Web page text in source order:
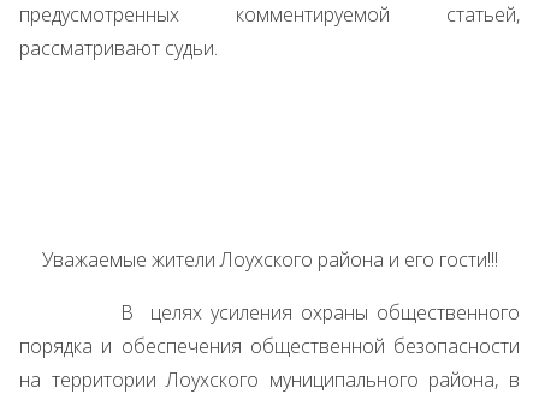
предусмотренных комментируемой статьей,
рассматривают судьи.
Уважаемые жители Лоухского района и его гости!!!
В целях усиления охраны общественного
порядка и обеспечения общественной безопасности
на территории Лоухского муниципального района, в